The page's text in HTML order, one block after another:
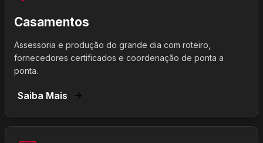
Casamentos
Assessoria e produção do grande dia com roteiro,
fornecedores certificados e coordenação de ponta a
ponta.
Saiba Mais